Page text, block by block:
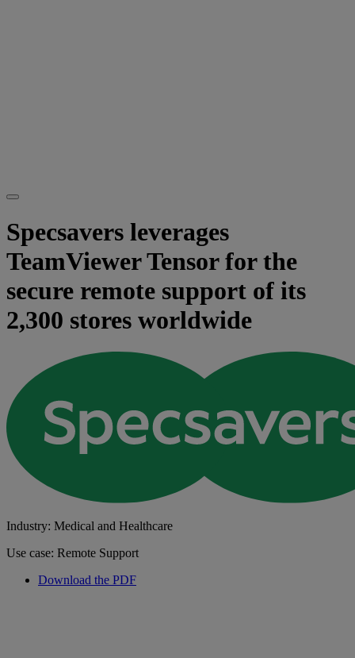
Specsavers leverages
TeamViewer Tensor for the
secure remote support of its
2,300 stores worldwide
Industry: Medical and Healthcare
Use case: Remote Support
Download the PDF